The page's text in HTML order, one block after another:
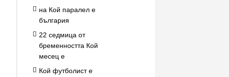
на Кой паралел е
българия
22 седмица от
бременността Кой
месец е
Кой футболист е